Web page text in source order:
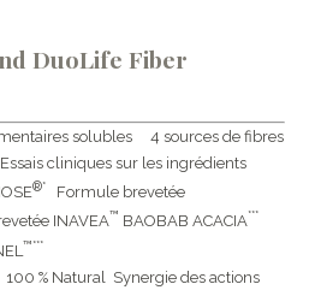
DuoLife Fiber
solubles
4 sources de fibres
Essais cliniques sur les ingrédients
®*
Formule brevetée
INAVEA™ BAOBAB ACACIA***
™***
100 % Natural Synergie des actions